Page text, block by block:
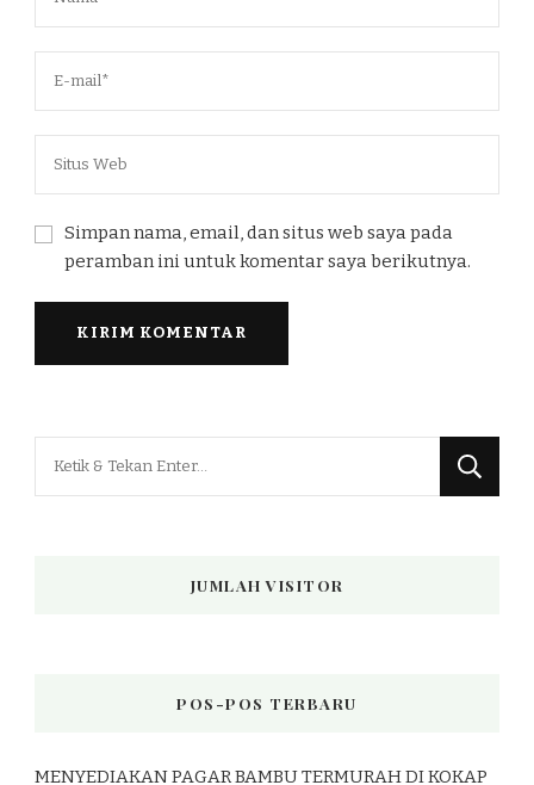
Simpan nama, email, dan situs web saya pada
peramban ini untuk komentar saya berikutnya.
JUMLAH VISITOR
POS-POS TERBARU
MENYEDIAKAN PAGAR BAMBU TERMURAH DI KOKAP